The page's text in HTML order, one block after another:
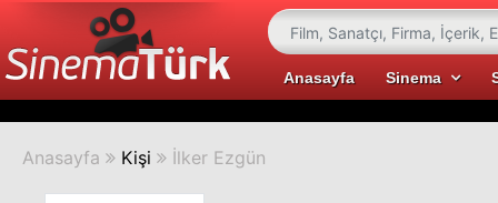
Anasayfa Sinema
Anasayfa Kişi İlker Ezgün